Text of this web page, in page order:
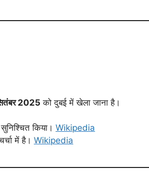
2025 को दुबई में खेला जाना है।
किया। Wikipedia
में है। Wikipedia